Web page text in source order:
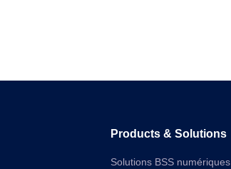
Products & Solutions
Solutions BSS numériques